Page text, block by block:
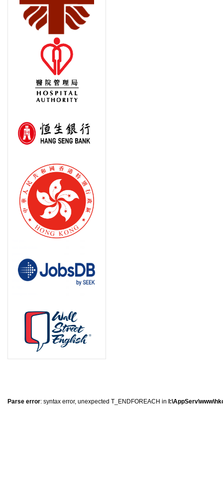
Parse error: syntax error, unexpected T_ENDFOREACH in